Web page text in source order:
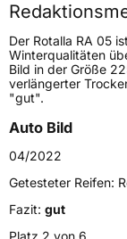
Lastindex104/102
Höchstlast 900/
Generelle
Fahrzeugtyp
Verwendung
Modellname
Der Rotalla RA 05
Winterqualitäten
Bild in der Größe
verlängerter
"gut".
Auto Bild
04/2022
Getesteter Reifen:
Fazit: gut